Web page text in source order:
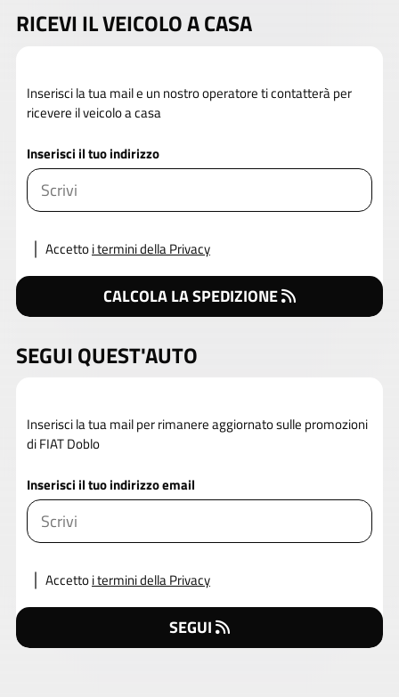
RICEVI IL VEICOLO A CASA
Inserisci la tua mail e un nostro operatore ti contatterà per
ricevere il veicolo a casa
Inserisci il tuo indirizzo
Accettoi termini della Privacy
CALCOLA LA SPEDIZIONE
SEGUI QUEST'AUTO
Inserisci la tua mail per rimanere aggiornato sulle promozioni
di FIAT Doblo
Inserisci il tuo indirizzo email
Accettoi termini della Privacy
SEGUI